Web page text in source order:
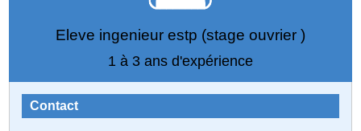
Eleve ingenieur estp (stage ouvrier )
1 à 3 ans d'expérience
Contact